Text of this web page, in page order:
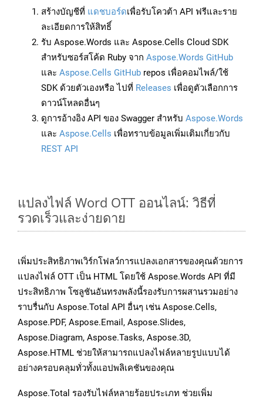
สร้างบัญชีที่ แดชบอร์ดเพื่อรับโควต้า API ฟรีและราย
ละเอียดการให้สิทธิ์
รับ Aspose.Words และ Aspose.Cells Cloud SDK
สำหรับซอร์สโค้ด Ruby จาก Aspose.Words GitHub
และ Aspose.Cells GitHub repos เพื่อคอมไพล์/ใช้
SDK ด้วยตัวเองหรือ ไปที่ Releases เพื่อดูตัวเลือกการ
ดาวน์โหลดอื่นๆ
ดูการอ้างอิง API ของ Swagger สำหรับ Aspose.Words
และ Aspose.Cells เพื่อทราบข้อมูลเพิ่มเติมเกี่ยวกับ
REST API
แปลงไฟล์ Word OTT ออนไลน์: วิธีที่
รวดเร็วและง่ายดาย
เพิ่มประสิทธิภาพเวิร์กโฟลว์การแปลงเอกสารของคุณด้วยการ
แปลงไฟล์ OTT เป็น HTML โดยใช้ Aspose.Words API ที่มี
ประสิทธิภาพ โซลูชันอันทรงพลังนี้รองรับการผสานรวมอย่าง
ราบรื่นกับ Aspose.Total API อื่นๆ เช่น Aspose.Cells,
Aspose.PDF, Aspose.Email, Aspose.Slides,
Aspose.Diagram, Aspose.Tasks, Aspose.3D,
Aspose.HTML ช่วยให้สามารถแปลงไฟล์หลายรูปแบบได้
อย่างครอบคลุมทั่วทั้งแอปพลิเคชันของคุณ
Aspose.Total รองรับไฟล์หลายร้อยประเภท ช่วยเพิ่ม